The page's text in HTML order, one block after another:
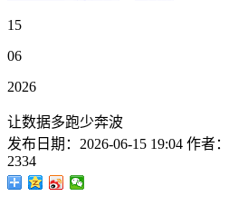
15
06
2026
让数据多跑少奔波
发布日期： 2026-06-15 19:04 作者：
2334